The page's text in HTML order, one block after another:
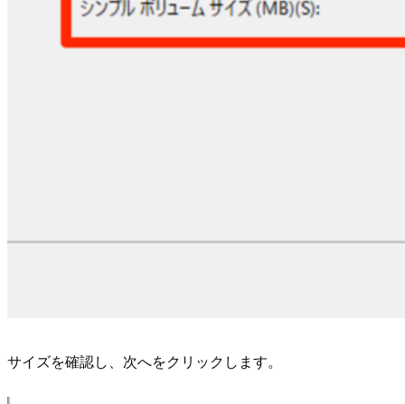
サイズを確認し、次へをクリックします。